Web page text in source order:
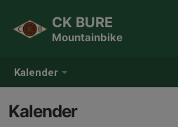
Kalender
CK BURE
Mountainbike
Kalender